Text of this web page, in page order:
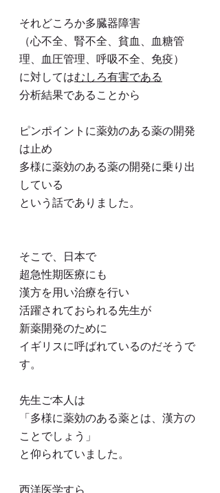
それどころか多臓器障害
（心不全、腎不全、貧血、血糖管
理、血圧管理、呼吸不全、免疫）
に対してはむしろ有害である
分析結果であることから
ピンポイントに薬効のある薬の開発
は止め
多様に薬効のある薬の開発に乗り出
している
という話でありました。
そこで、日本で
超急性期医療にも
漢方を用い治療を行い
活躍されておられる先生が
新薬開発のために
イギリスに呼ばれているのだそうで
す。
先生ご本人は
「多様に薬効のある薬とは、漢方の
ことでしょう」
と仰られていました。
西洋医学すら